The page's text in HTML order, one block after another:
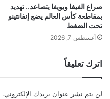
و
ا
ك
ب
ل
ح
د
ث
د
ي
د
صراع الفيفا ويويفا يتصاعد.. تهديد
بمقاطعة كأس العالم يضع إنفانتينو
تحت الضغط
أغسطس 7, 2026
اترك تعليقاً
لن يتم نشر عنوان بريدك الإلكتروني.